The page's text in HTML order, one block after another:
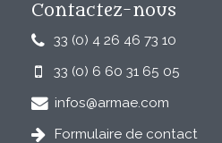
Contactez-nous
33 (0) 4 26 46 73 10
33 (0) 6 60 31 65 05
infos@armae.com
Formulaire de contact